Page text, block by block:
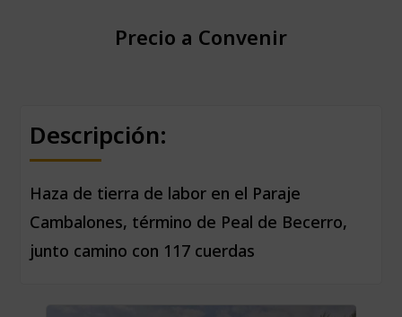
Precio a Convenir
Descripción:
Haza de tierra de labor en el Paraje
Cambalones, término de Peal de Becerro,
junto camino con 117 cuerdas